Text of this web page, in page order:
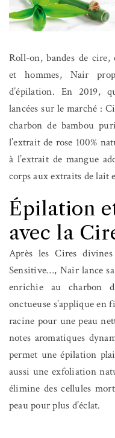
Roll-on, bandes de
et hommes, Nair
d’épilation. En 2019,
lancées sur le marché :
charbon de bambou
l’extrait de rose 100%
à l’extrait de mangue
corps aux extraits de lait
Épilation
avec la
Après les Cires
Sensitive…, Nair lance
enrichie au charbon
onctueuse s’applique en
racine pour une peau
notes aromatiques
permet une épilation
aussi une exfoliation
élimine des cellules
peau pour plus d’éclat.